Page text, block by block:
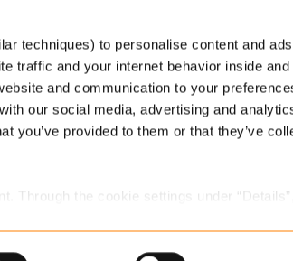
techniques) to personalise content and
traffic and your internet behavior inside
and communication to your
our social media, advertising and
you’ve provided to them or that they’ve
Through the cookie settings under “Details”,
de
onze
en
te blijven
markt.
en ontwikkelingen. U kunt zich
inschrijven via onderstaande
Maak een keuze uit de
voor Schadeverzekeringen of
& Pensioen.
Voor Leven & Pensioen